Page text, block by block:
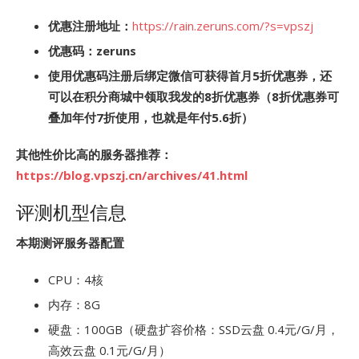
优惠注册地址： https://rain.zeruns.com/?s=vpszj
优惠码：zeruns
使用优惠码注册后绑定微信可获得首月5折优惠券，还
可以在积分商城中领取我发的8折优惠券（8折优惠券可
叠加年付7折使用，也就是年付5.6折）
其他性价比高的服务器推荐：
https://blog.vpszj.cn/archives/41.html
评测机型信息
本期测评服务器配置
CPU：4核
内存：8G
硬盘：100GB（硬盘扩容价格：SSD云盘 0.4元/G/月，
高效云盘 0.1元/G/月）